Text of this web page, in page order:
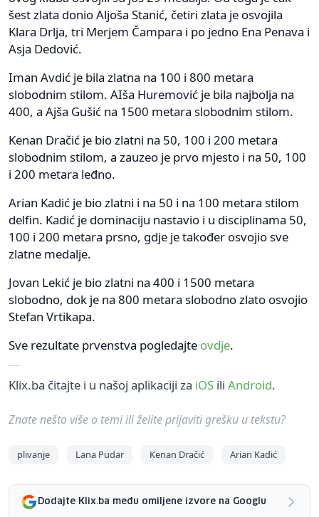
šest zlata donio Aljoša Stanić, četiri zlata je osvojila
Klara Drlja, tri Merjem Čampara i po jedno Ena Penava i
Asja Dedović.
Iman Avdić je bila zlatna na 100 i 800 metara
slobodnim stilom. AIša Huremović je bila najbolja na
400, a Ajša Gušić na 1500 metara slobodnim stilom.
Kenan Dračić je bio zlatni na 50, 100 i 200 metara
slobodnim stilom, a zauzeo je prvo mjesto i na 50, 100
i 200 metara leđno.
Arian Kadić je bio zlatni i na 50 i na 100 metara stilom
delfin. Kadić je dominaciju nastavio i u disciplinama 50,
100 i 200 metara prsno, gdje je također osvojio sve
zlatne medalje.
Jovan Lekić je bio zlatni na 400 i 1500 metara
slobodno, dok je na 800 metara slobodno zlato osvojio
Stefan Vrtikapa.
Sve rezultate prvenstva pogledajte ovdje.
Klix.ba čitajte i u našoj aplikaciji za iOS ili Android.
Znate nešto više o temi ili želite prijaviti grešku u tekstu?
plivanje Lana Pudar Kenan Dračić Arian Kadić
Dodajte Klix.ba među omiljene izvore na Googlu